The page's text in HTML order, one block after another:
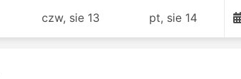
czw, sie 13 pt, sie 14